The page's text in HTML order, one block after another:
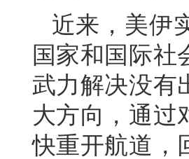
近来，美伊
国家和国际社
武力解决没有
大方向，通过
快重开航道，